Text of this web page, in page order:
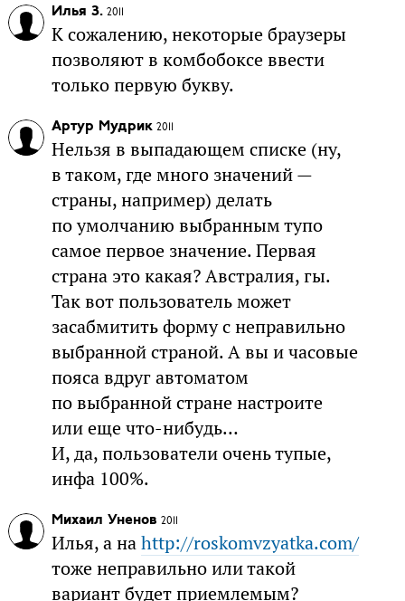
Илья З. 2011
К сожалению, некоторые браузеры
позволяют в комбобоксе ввести
только первую букву.
Артур Мудрик 2011
Нельзя в выпадающем списке (ну,
в таком, где много значений —
страны, например) делать
по умолчанию выбранным тупо
самое первое значение. Первая
страна это какая? Австралия, гы.
Так вот пользователь может
засабмитить форму с неправильно
выбранной страной. А вы и часовые
пояса вдруг автоматом
по выбранной стране настроите
или еще что-нибудь…
И, да, пользователи очень тупые,
инфа 100%.
Михаил Уненов 2011
Илья, а наhttp://roskomvzyatka.com/
тоже неправильно или такой
вариант будет приемлемым?